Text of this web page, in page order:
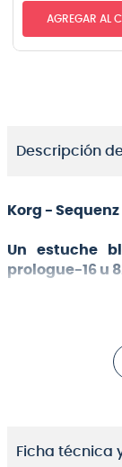
AGREGAR AL
Descripción
Korg - Sequenz
Un estuche
prologue-16 u
prologue-16
teclas. Las
espalda o en
bolsillo para
Ficha técnica